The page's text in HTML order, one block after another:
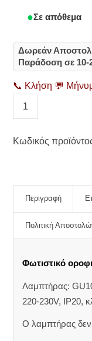
Σε απόθεμα
Δωρεάν
Παράδοση σε 10-
📞 Κλήση 💬
Κωδικός
Περιγραφή
Πολιτική
Φωτιστικό
Λαμπτήρας:
220-230V, IP20,
Ο λαμπτήρας δεν